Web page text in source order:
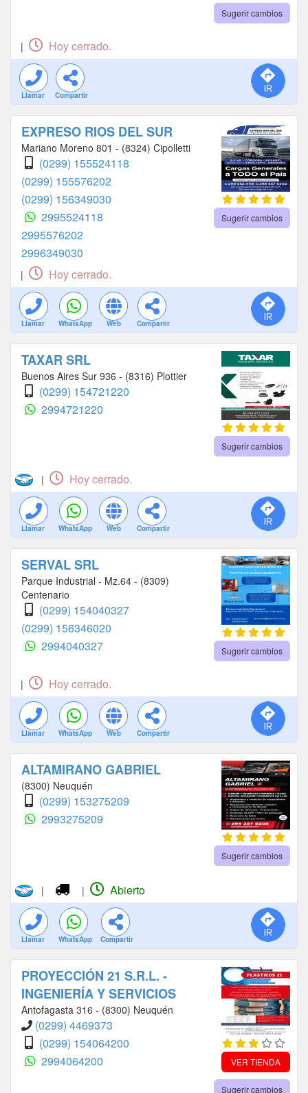
Sugerir cambios
| Hoy cerrado.
Llamar Compartir
EXPRESO RIOS DEL SUR
Mariano Moreno 801 - (8324) Cipolletti
(0299) 155524118
(0299) 155576202
(0299) 156349030
2995524118
2995576202
2996349030
Sugerir cambios
| Hoy cerrado.
Llamar WhatsApp Web Compartir
TAXAR SRL
Buenos Aires Sur 936 - (8316) Plottier
(0299) 154721220
2994721220
Sugerir cambios
| Hoy cerrado.
Llamar WhatsApp Web Compartir
SERVAL SRL
Parque Industrial - Mz.64 - (8309)
Centenario
(0299) 154040327
(0299) 156346020
2994040327
Sugerir cambios
| Hoy cerrado.
Llamar WhatsApp Web Compartir
ALTAMIRANO GABRIEL
(8300) Neuquén
(0299) 153275209
2993275209
Sugerir cambios
| | Abierto
Llamar WhatsApp Compartir
PROYECCIÓN 21 S.R.L. -
INGENIERÍA Y SERVICIOS
Antofagasta 316 - (8300) Neuquén
(0299) 4469373
(0299) 154064200
2994064200
VER TIENDA
Sugerir cambios